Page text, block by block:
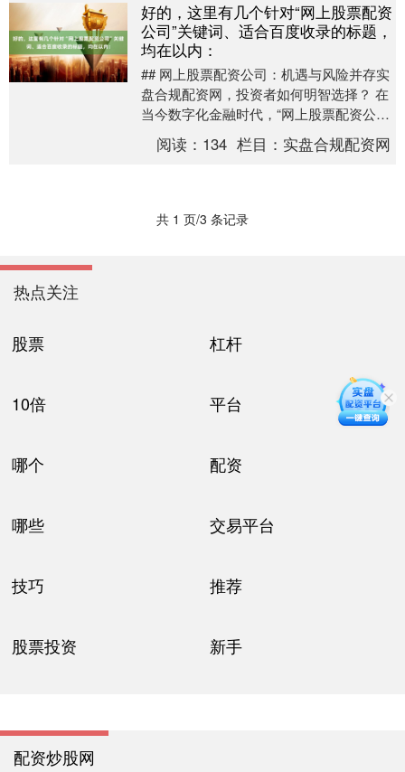
好的，这里有几个针对“网上股票配资
公司”关键词、适合百度收录的标题，
均在以内：
## 网上股票配资公司：机遇与风险并存实
盘合规配资网，投资者如何明智选择？ 在
当今数字化金融时代，“网上股票配资公司”
已成为许多投资者扩大交易规模的热门选
择。随....
阅读： 134 栏目： 实盘合规配资网
共 1 页/3 条记录
热点关注
股票 杠杆
10倍 平台
哪个 配资
哪些 交易平台
技巧 推荐
股票投资 新手
配资炒股网